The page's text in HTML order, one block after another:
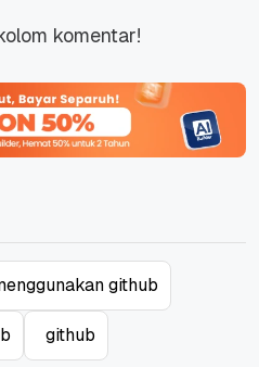
komentar!
github
github